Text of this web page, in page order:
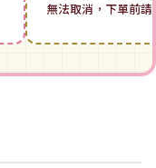
無法取消，下單前